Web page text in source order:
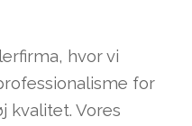
hvor vi
for
kvalitet. Vores